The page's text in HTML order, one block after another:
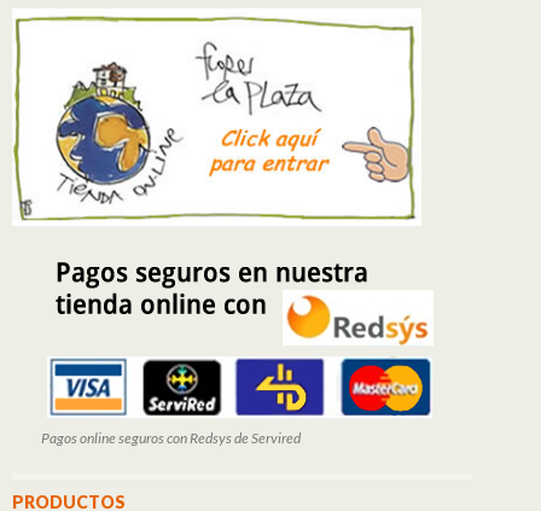
Pagos online seguros con Redsys de Servired
PRODUCTOS